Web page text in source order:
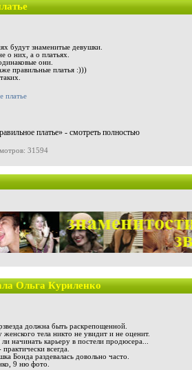
будут знаменитые девушки.
о них, а о платьях.
они.
правильные платья :)))
платье» - смотреть полностью
31594
Ольга Куриленко
должна быть раскрепощенной.
женского тела никто не увидит и не оценит.
начинать карьеру в постели продюсера...
всегда.
Бонда раздевалась довольно часто.
9 ню фото.